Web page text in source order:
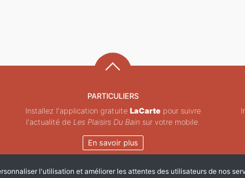
PARTICULIERS
Installez l'application gratuite LaCartepour suivre
l'actualité de Les Plaisirs Du Bain sur votre mobile.
En savoir plus
l'utilisation et améliorer les attentes des utilisateurs de nos